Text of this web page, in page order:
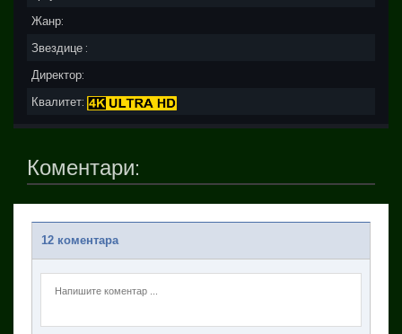
Жанр:
Звездице :
Директор:
Квалитет:
Коментари:
12 коментара